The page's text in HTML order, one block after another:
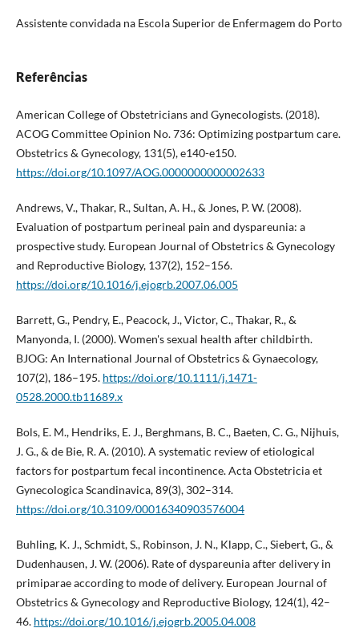
Assistente convidada na Escola Superior de Enfermagem do Porto
Referências
American College of Obstetricians and Gynecologists. (2018).
ACOG Committee Opinion No. 736: Optimizing postpartum care.
Obstetrics & Gynecology, 131(5), e140-e150.
https://doi.org/10.1097/AOG.0000000000002633
Andrews, V., Thakar, R., Sultan, A. H., & Jones, P. W. (2008).
Evaluation of postpartum perineal pain and dyspareunia: a
prospective study. European Journal of Obstetrics & Gynecology
and Reproductive Biology, 137(2), 152–156.
https://doi.org/10.1016/j.ejogrb.2007.06.005
Barrett, G., Pendry, E., Peacock, J., Victor, C., Thakar, R., &
Manyonda, I. (2000). Women's sexual health after childbirth.
BJOG: An International Journal of Obstetrics & Gynaecology,
107(2), 186–195. https://doi.org/10.1111/j.1471-
0528.2000.tb11689.x
Bols, E. M., Hendriks, E. J., Berghmans, B. C., Baeten, C. G., Nijhuis,
J. G., & de Bie, R. A. (2010). A systematic review of etiological
factors for postpartum fecal incontinence. Acta Obstetricia et
Gynecologica Scandinavica, 89(3), 302–314.
https://doi.org/10.3109/00016340903576004
Buhling, K. J., Schmidt, S., Robinson, J. N., Klapp, C., Siebert, G., &
Dudenhausen, J. W. (2006). Rate of dyspareunia after delivery in
primiparae according to mode of delivery. European Journal of
Obstetrics & Gynecology and Reproductive Biology, 124(1), 42–
46. https://doi.org/10.1016/j.ejogrb.2005.04.008